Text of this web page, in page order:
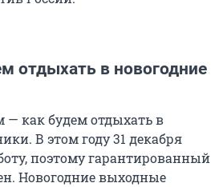
отдыхать в новогодние
— как будем отдыхать в
В этом году 31 декабря
поэтому гарантированный
Новогодние выходные